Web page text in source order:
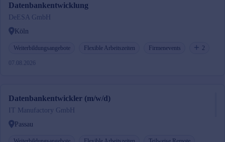
Datenbankentwicklung
DeESA GmbH
Köln
Weiterbildungsangebote Flexible Arbeitszeiten Firmenevents 2
07.08.2026
Datenbankentwickler (m/w/d)
IT Manufactory GmbH
Passau